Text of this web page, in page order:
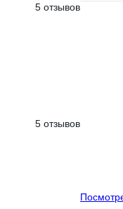
5 отзывов
5 отзывов